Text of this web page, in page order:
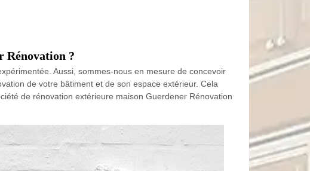
Rénovation ?
Aussi, sommes-nous en mesure de concevoir
de votre bâtiment et de son espace extérieur. Cela
de rénovation extérieure maison Guerdener Rénovation